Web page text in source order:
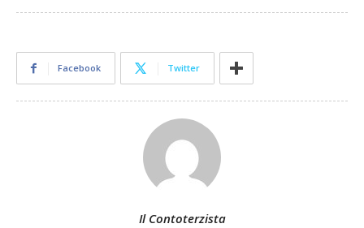
Facebook Twitter
Il Contoterzista